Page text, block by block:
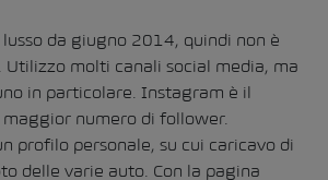
da giugno 2014, quindi non è
molti canali social media, ma
in particolare. Instagram è il
maggior numero di follower.
profilo personale, su cui caricavo di
delle varie auto. Con la pagina